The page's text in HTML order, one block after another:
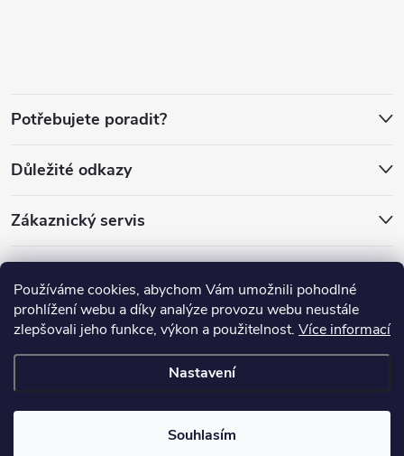
Používáme cookies, abychom Vám umožnili pohodlné
prohlížení webu a díky analýze provozu webu neustále
zlepšovali jeho funkce, výkon a použitelnost. Více informací
Nastavení
Souhlasím
aPotřebujete poradit?
Důležité odkazy
Zákaznický servis
Copyright 2026PánLesa.cz. Všechna práva vyhrazena.